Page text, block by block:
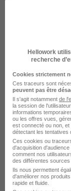
Infirmier H/
Adecco Medical
Schiltigheim -
Hellowork
recherche
Cookies strictement
Ces traceurs sont
peuvent pas être
Il s'agit notamment de
la session de
informations
ou les offres vues,
est connecté ou non,
détectant les tentatives
Ces cookies ou
d'acquisition
comment nos
des différentes sources
Ils nous permettent
d'améliorer nos
rapide et fluide.